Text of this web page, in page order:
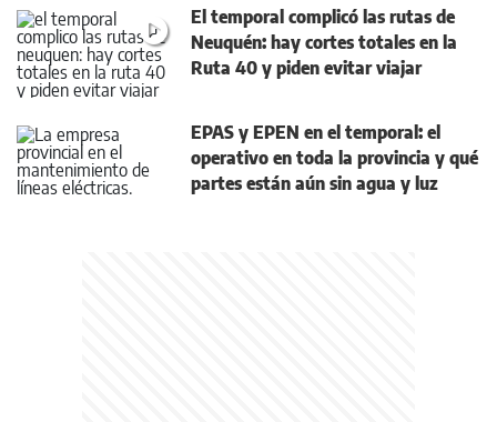
El temporal complicó las rutas de
Neuquén: hay cortes totales en la
Ruta 40 y piden evitar viajar
EPAS y EPEN en el temporal: el
operativo en toda la provincia y qué
partes están aún sin agua y luz